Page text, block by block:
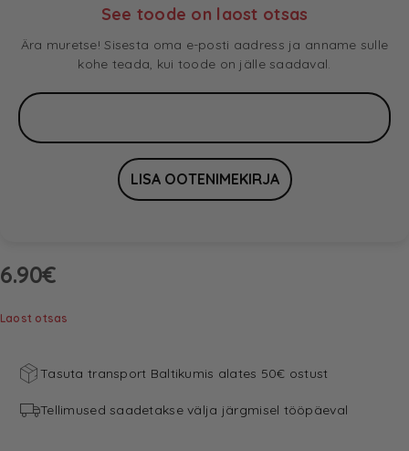
See toode on laost otsas
Ära muretse! Sisesta oma e-posti aadress ja anname sulle
kohe teada, kui toode on jälle saadaval.
6.90€
Laost otsas
Tasuta transport Baltikumis alates 50€ ostust
Tellimused saadetakse välja järgmisel tööpäeval